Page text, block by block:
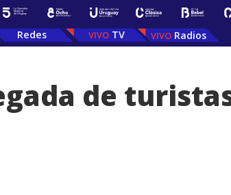
Redes TV Radios
de